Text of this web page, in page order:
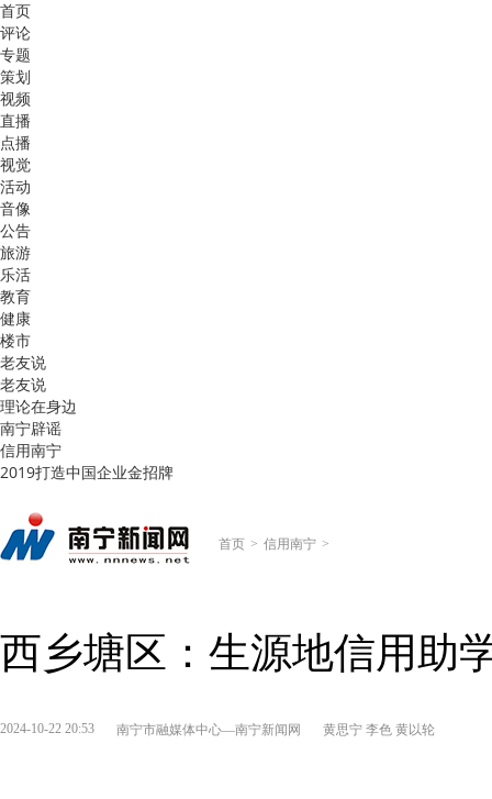
首页
评论
专题
策划
视频
直播
点播
视觉
活动
音像
公告
旅游
乐活
教育
健康
楼市
老友说
老友说
理论在身边
南宁辟谣
信用南宁
2019打造中国企业金招牌
首页 > 信用南宁 >
西乡塘区：生源地信用助
2024-10-22 20:53 南宁市融媒体中心—南宁新闻网 黄思宁 李色 黄以轮